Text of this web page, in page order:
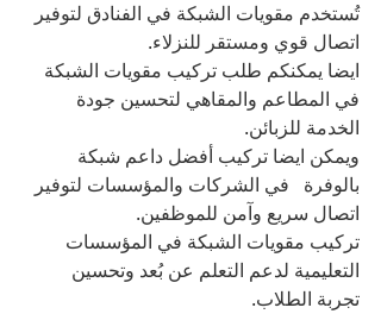
تُستخدم مقويات الشبكة في الفنادق لتوفير
اتصال قوي ومستقر للنزلاء.
ايضا يمكنكم طلب تركيب مقويات الشبكة
في المطاعم والمقاهي لتحسين جودة
الخدمة للزبائن.
ويمكن ايضا تركيب أفضل داعم شبكة
بالوفرة   في الشركات والمؤسسات لتوفير
اتصال سريع وآمن للموظفين.
تركيب مقويات الشبكة في المؤسسات
التعليمية لدعم التعلم عن بُعد وتحسين
تجربة الطلاب.